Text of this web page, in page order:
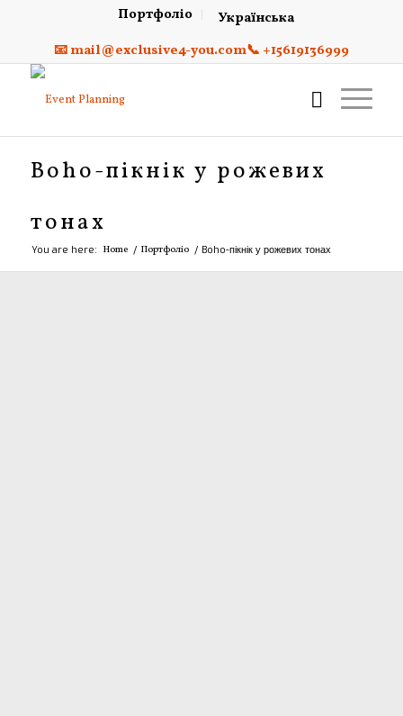
Портфоліо
Українська
📧 mail@exclusive4-you.com📞 +15619136999
Boho-пікнік у рожевих
тонах
You are here: Home / Портфоліо / Boho-пікнік у рожевих тонах